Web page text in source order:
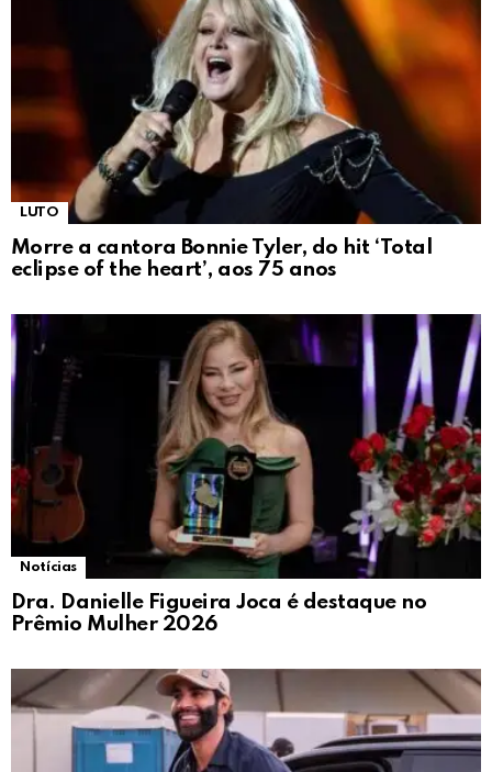
LUTO
Morre a cantora Bonnie Tyler, do hit ‘Total
eclipse of the heart’, aos 75 anos
Notícias
Dra. Danielle Figueira Joca é destaque no
Prêmio Mulher 2026